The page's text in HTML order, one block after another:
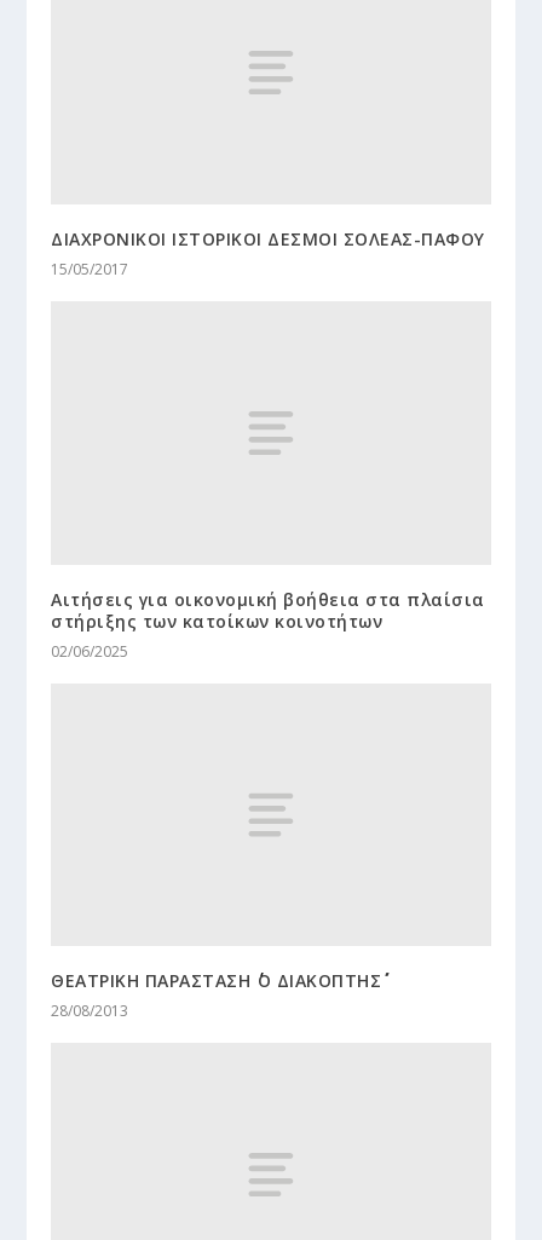
ΔΙΑΧΡΟΝΙΚΟΙ ΙΣΤΟΡΙΚΟΙ ΔΕΣΜΟΙ ΣΟΛΕΑΣ-ΠΑΦΟΥ
15/05/2017
Aιτήσεις για οικονομική βοήθεια στα πλαίσια
στήριξης των κατοίκων κοινοτήτων
02/06/2025
ΘΕΑΤΡΙΚΗ ΠΑΡΑΣΤΑΣΗ ΄΄Ο ΔΙΑΚΟΠΤΗΣ΄΄
28/08/2013